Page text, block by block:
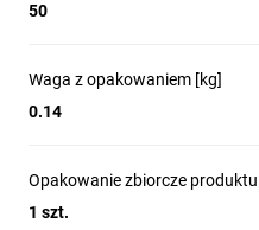
50
Waga z opakowaniem [kg]
0.14
Opakowanie zbiorcze produktu
1 szt.